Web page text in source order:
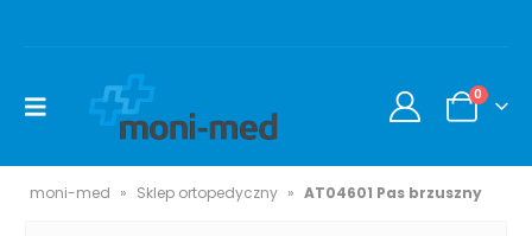
0
moni-med » Sklep ortopedyczny » AT04601 Pas brzuszny